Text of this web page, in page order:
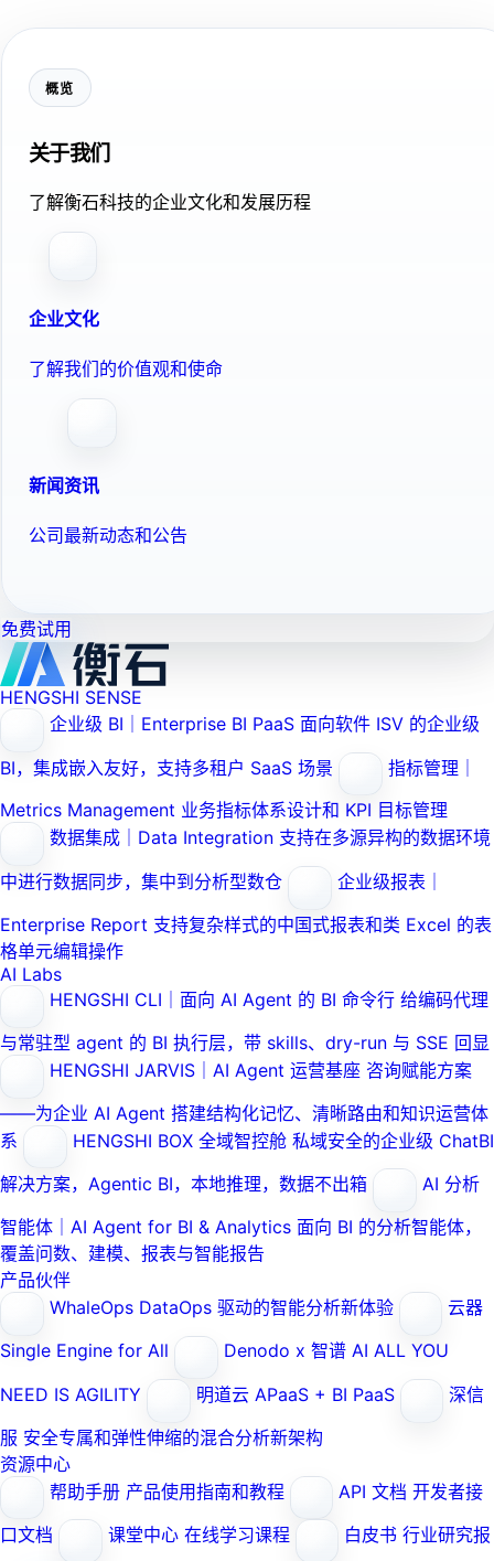
概览
关于我们
了解衡石科技的企业文化和发展历程
企业文化
了解我们的价值观和使命
新闻资讯
公司最新动态和公告
免费试用
HENGSHI SENSE
企业级 BI｜Enterprise BI PaaS 面向软件 ISV 的企业级
BI，集成嵌入友好，支持多租户 SaaS 场景
指标管理｜
Metrics Management 业务指标体系设计和 KPI 目标管理
数据集成｜Data Integration 支持在多源异构的数据环境
中进行数据同步，集中到分析型数仓
企业级报表｜
Enterprise Report 支持复杂样式的中国式报表和类 Excel 的表
格单元编辑操作
AI Labs
HENGSHI CLI｜面向 AI Agent 的 BI 命令行 给编码代理
与常驻型 agent 的 BI 执行层，带 skills、dry-run 与 SSE 回显
HENGSHI JARVIS｜AI Agent 运营基座 咨询赋能方案
——为企业 AI Agent 搭建结构化记忆、清晰路由和知识运营体
系
HENGSHI BOX 全域智控舱 私域安全的企业级 ChatBI
解决方案，Agentic BI，本地推理，数据不出箱
AI 分析
智能体｜AI Agent for BI & Analytics 面向 BI 的分析智能体，
覆盖问数、建模、报表与智能报告
产品伙伴
WhaleOps DataOps 驱动的智能分析新体验
云器
Single Engine for All
Denodo x 智谱 AI ALL YOU
NEED IS AGILITY
明道云 APaaS + BI PaaS
深信
服 安全专属和弹性伸缩的混合分析新架构
资源中心
帮助手册 产品使用指南和教程 API 文档 开发者接
口文档
课堂中心 在线学习课程 白皮书 行业研究报